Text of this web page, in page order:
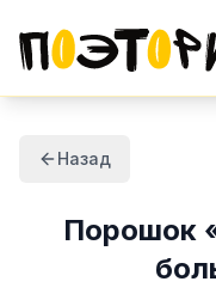
Назад
Порошок